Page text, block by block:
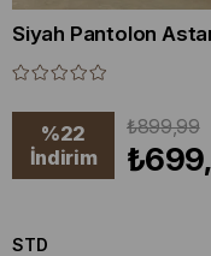
Siyah Pantolon
%22
İndirim
₺899,99
STD